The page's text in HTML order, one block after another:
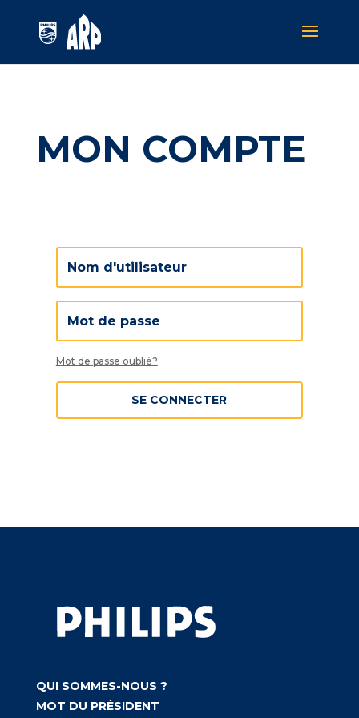
MON COMPTE
Mot de passe oublié?
SE CONNECTER
QUI SOMMES-NOUS ?
MOT DU PRÉSIDENT